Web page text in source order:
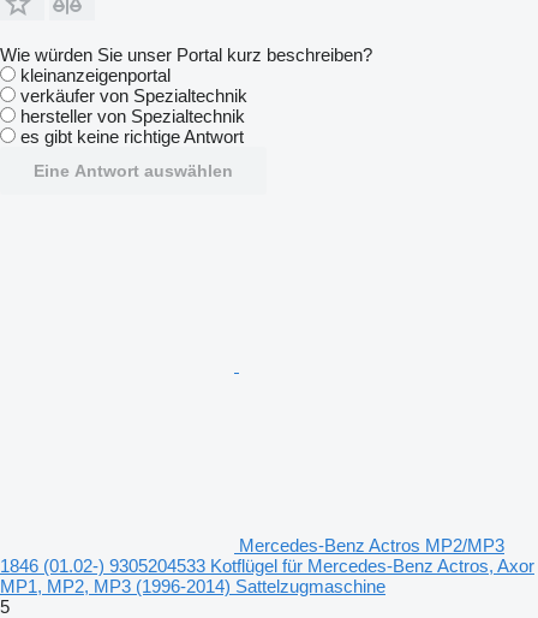
Wie würden Sie unser Portal kurz beschreiben?
kleinanzeigenportal
verkäufer von Spezialtechnik
hersteller von Spezialtechnik
es gibt keine richtige Antwort
Eine Antwort auswählen
Mercedes-Benz Actros MP2/MP3
1846 (01.02-) 9305204533 Kotflügel für Mercedes-Benz Actros, Axor
MP1, MP2, MP3 (1996-2014) Sattelzugmaschine
5